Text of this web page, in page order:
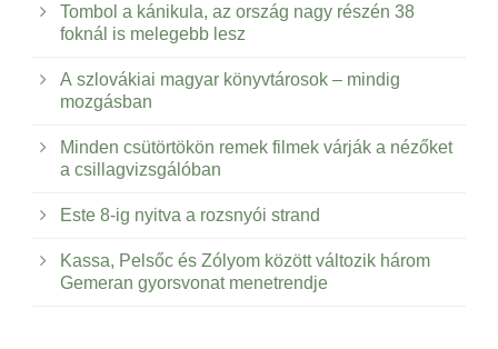
Tombol a kánikula, az ország nagy részén 38
foknál is melegebb lesz
A szlovákiai magyar könyvtárosok – mindig
mozgásban
Minden csütörtökön remek filmek várják a nézőket
a csillagvizsgálóban
Este 8-ig nyitva a rozsnyói strand
Kassa, Pelsőc és Zólyom között változik három
Gemeran gyorsvonat menetrendje